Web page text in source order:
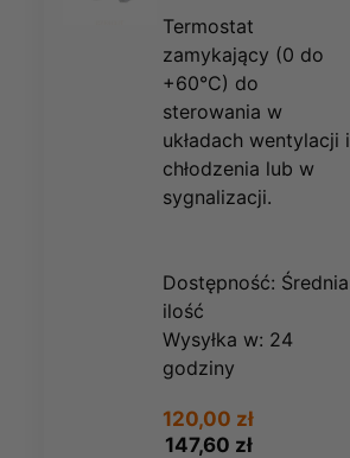
Termostat
zamykający (0 do
+60°C) do
sterowania w
układach wentylacji i
chłodzenia lub w
sygnalizacji.
Dostępność: Średnia
ilość
Wysyłka w: 24
godziny
147,60 zł
120,00 zł